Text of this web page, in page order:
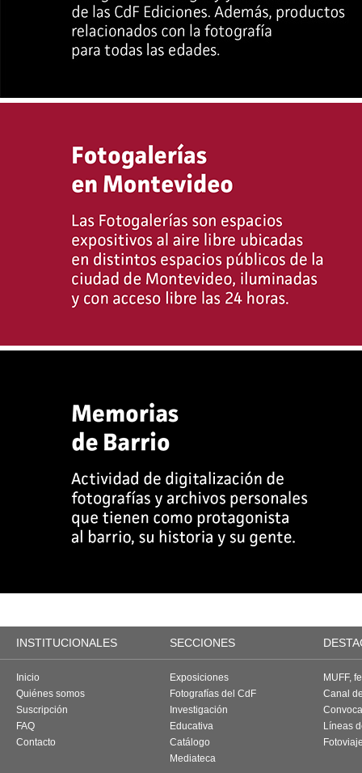
INSTITUCIONALES SECCIONES
Inicio
Quiénes somos
Suscripción
FAQ
Contacto
Exposiciones
Fotografías del CdF
Investigación
Educativa
Catálogo
Mediateca
MUFF,
Canal
Líneas